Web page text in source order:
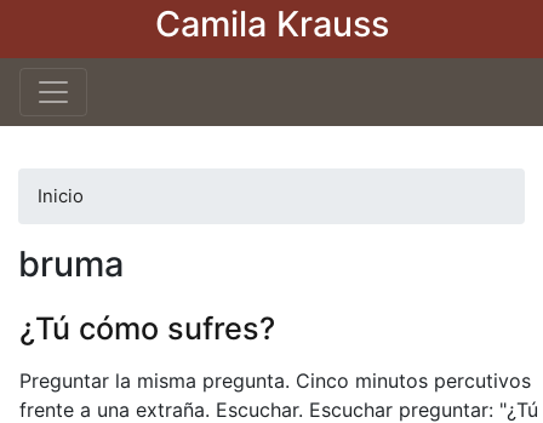
Pasar
Camila Krauss
Inicio
bruma
¿Tú cómo sufres?
Preguntar la misma pregunta. Cinco minutos percutivos
frente a una extraña. Escuchar. Escuchar preguntar: "¿Tú